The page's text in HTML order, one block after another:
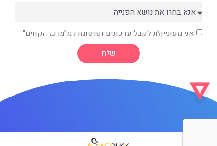
אני מעוניין\ת לקבל עדכונים ופרסומות מ"מרכז הקווים"
שלח